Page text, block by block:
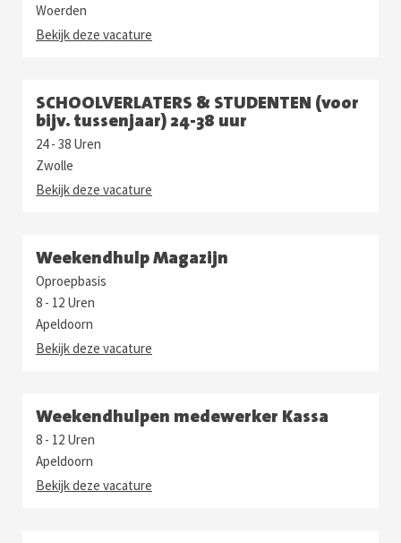
Woerden
Bekijk deze vacature
SCHOOLVERLATERS & STUDENTEN (voor
bijv. tussenjaar) 24-38 uur
24 - 38 Uren
Zwolle
Bekijk deze vacature
Weekendhulp Magazijn
Oproepbasis
8 - 12 Uren
Apeldoorn
Bekijk deze vacature
Weekendhulpen medewerker Kassa
8 - 12 Uren
Apeldoorn
Bekijk deze vacature